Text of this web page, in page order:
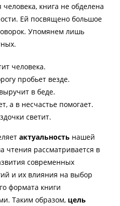
книга не обделена
Ей посвящено большое
Упомянем лишь
человека.
пробьет везде.
в беде.
а в несчастье помогает.
светит.
актуальность нашей
чтения рассматривается в
современных
и их влияния на выбор
формата книги
Таким образом, цель